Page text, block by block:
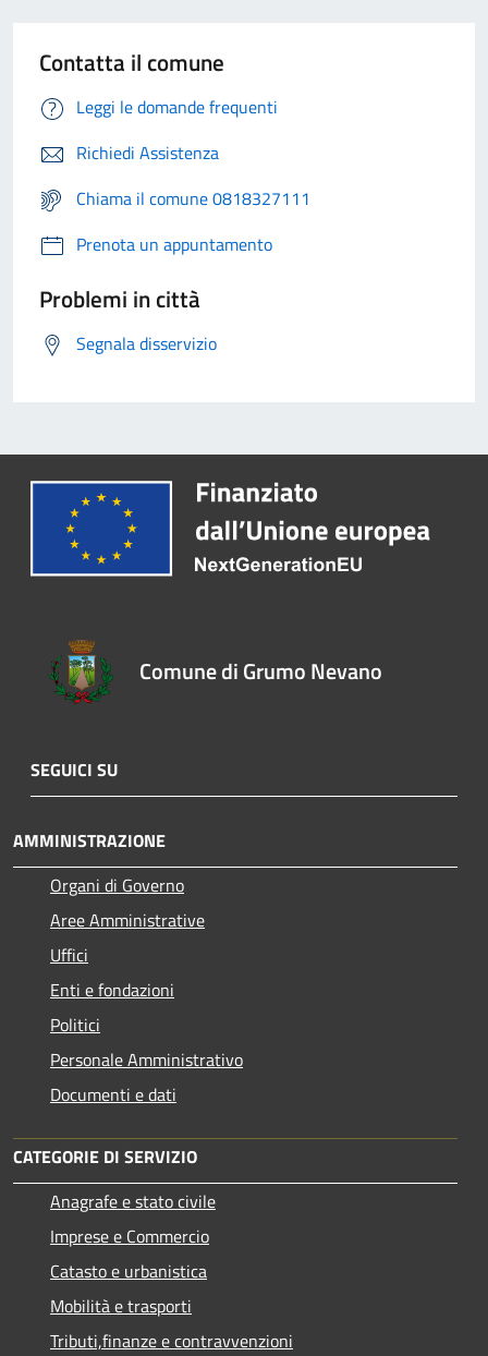
Contatta il comune
Leggi le domande frequenti
Richiedi Assistenza
Chiama il comune 0818327111
Prenota un appuntamento
Problemi in città
Segnala disservizio
Comune di Grumo Nevano
SEGUICI SU
AMMINISTRAZIONE
Organi di Governo
Aree Amministrative
Uffici
Enti e fondazioni
Politici
Personale Amministrativo
Documenti e dati
CATEGORIE DI SERVIZIO
Anagrafe e stato civile
Imprese e Commercio
Catasto e urbanistica
Mobilità e trasporti
Tributi,finanze e contravvenzioni